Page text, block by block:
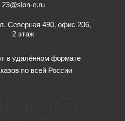
23@slon-e.ru
Северная 490, офис 206,
2 этаж
в удалённом формате
по всей России